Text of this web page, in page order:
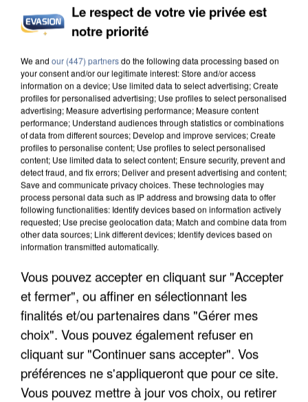
DE SOLIDARITÉ AVEC LES...
APRÈS TOUTES CES CANICULES, LES REFUGES
DE FAUNE SAUVAGE SONT...
Le respect de votre vie privée est
notre priorité
We and our (447) partnersdo the following data processing based on
your consent and/or our legitimate interest: Store and/or access
information on a device; Use limited data to select advertising; Create
profiles for personalised advertising; Use profiles to select personalised
advertising; Measure advertising performance; Measure content
performance; Understand audiences through statistics or combinations
of data from different sources; Develop and improve services; Create
profiles to personalise content; Use profiles to select personalised
content; Use limited data to select content; Ensure security, prevent and
detect fraud, and fix errors; Deliver and present advertising and content;
Save and communicate privacy choices. These technologies may
process personal data such as IP address and browsing data to offer
following functionalities: Identify devices based on information actively
requested; Use precise geolocation data; Match and combine data from
other data sources; Link different devices; Identify devices based on
information transmitted automatically.
Vous pouvez accepter en cliquant sur "Accepter
et fermer", ou affiner en sélectionnant les
finalités et/ou partenaires dans "Gérer mes
choix". Vous pouvez également refuser en
cliquant sur "Continuer sans accepter". Vos
préférences ne s'appliqueront que pour ce site.
Vous pouvez mettre à jour vos choix, ou retirer